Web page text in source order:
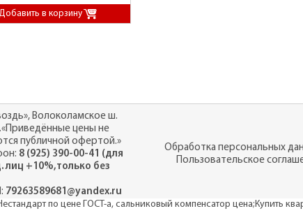
Волоколамское ш.
цены не
публичной офертой.»
8 (925) 390-00-41 (для
лиц +10%,только без
79263589681@yandex.ru
Обработка персональных
Пользовательское
по цене ГОСТ-а, сальниковый компенсатор цена;Купить